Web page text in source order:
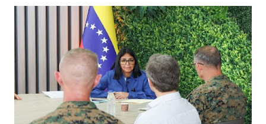
Recreación y formación fortalecen la integración
Club "Rápidos de Zea" brilló en el Primer Festival de
84 estudiantes celebraron su graduación en el
Cmdnna lleva esperanza y atención a casas de abrigo
Comunas de Obispo Ramos de Lora avanzan hacia el